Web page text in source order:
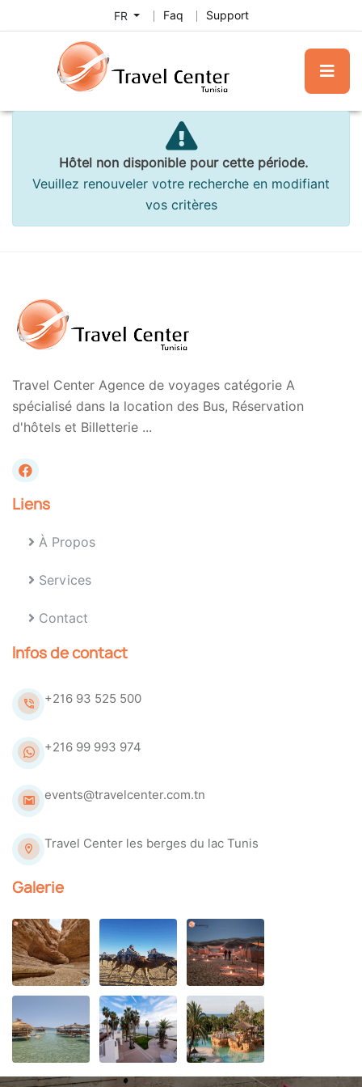
FR Faq Support
Hôtel non disponible pour cette période.
Veuillez renouveler votre recherche en modifiant
vos critères
Travel Center Agence de voyages catégorie A
spécialisé dans la location des Bus, Réservation
d'hôtels et Billetterie ...
Liens
À Propos
Services
Contact
Infos de contact
+216 93 525 500
+216 99 993 974
events@travelcenter.com.tn
Travel Center les berges du lac Tunis
Galerie